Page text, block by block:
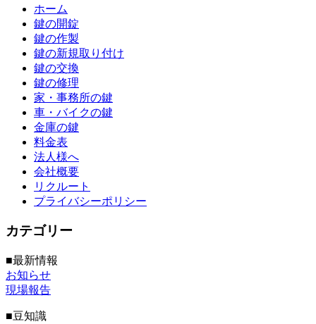
ホーム
鍵の開錠
鍵の作製
鍵の新規取り付け
鍵の交換
鍵の修理
家・事務所の鍵
車・バイクの鍵
金庫の鍵
料金表
法人様へ
会社概要
リクルート
プライバシーポリシー
カテゴリー
■最新情報
お知らせ
現場報告
■豆知識